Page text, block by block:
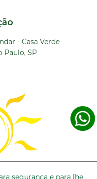
- Casa Verde
Paulo, SP
segurança e para lhe